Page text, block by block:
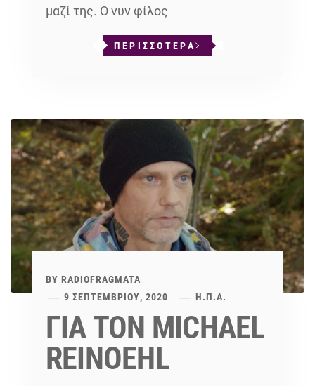
μαζί της. Ο νυν φίλος
ΠΕΡΙΣΣΟΤΕΡΑ
BY RADIOFRAGMATA
9 ΣΕΠΤΕΜΒΡΊΟΥ, 2020
Η.Π.Α.
ΓΙΑ ΤΟΝ MICHAEL
REINOEHL